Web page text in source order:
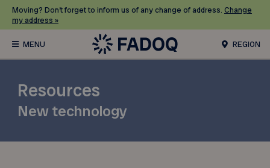
Moving? Don’t forget to inform us of any change of address. Change
my address »
REGION
Resources
New technology